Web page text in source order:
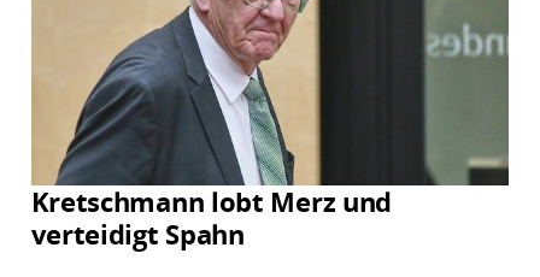
Kretschmann lobt Merz und
verteidigt Spahn